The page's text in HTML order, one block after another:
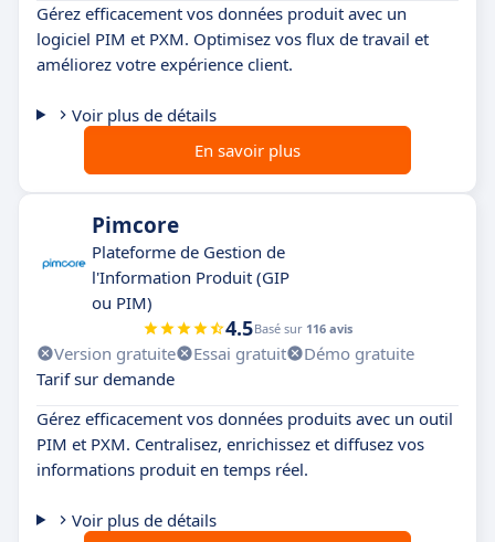
Gérez efficacement vos données produit avec un
logiciel PIM et PXM. Optimisez vos flux de travail et
améliorez votre expérience client.
Voir plus de détails
En savoir plus
Pimcore
Plateforme de Gestion de
l'Information Produit (GIP
ou PIM)
4.5Basé sur 116 avis
Version gratuite Essai gratuit
Démo gratuite
Tarif sur demande
Gérez efficacement vos données produits avec un outil
PIM et PXM. Centralisez, enrichissez et diffusez vos
informations produit en temps réel.
Voir plus de détails